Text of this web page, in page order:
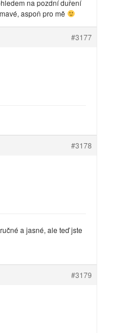
na pozdní duření
aspoň pro mě
#3177
#3178
a jasné, ale teď jste
#3179